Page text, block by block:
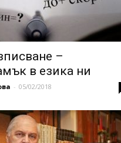
–
в езика ни
- 05/02/2018